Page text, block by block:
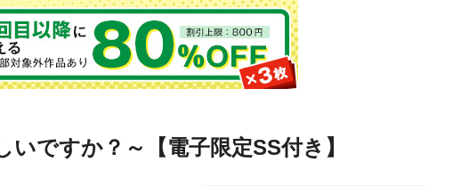
ですか？～【電子限定SS付き】